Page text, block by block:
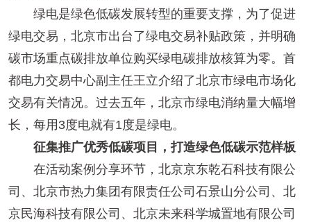
绿电是绿色低碳发展转型的重要支撑，为了促进
绿电交易，北京市出台了绿电交易补贴政策，并明确
碳市场重点碳排放单位购买绿电碳排放核算为零。首
都电力交易中心副主任王立介绍了北京市绿电市场化
交易有关情况。过去五年，北京市绿电消纳量大幅增
长，每用3度电就有1度是绿电。
征集推广优秀低碳项目，打造绿色低碳示范样板
在活动案例分享环节，北京京东乾石科技有限公
司、北京市热力集团有限责任公司石景山分公司、北
京民海科技有限公司、北京未来科学城置地有限公司